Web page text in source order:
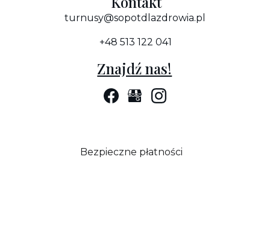
turnusy@sopotdlazdrowia.pl
Znajdź nas!
+48 513 122 041
Bezpieczne płatności